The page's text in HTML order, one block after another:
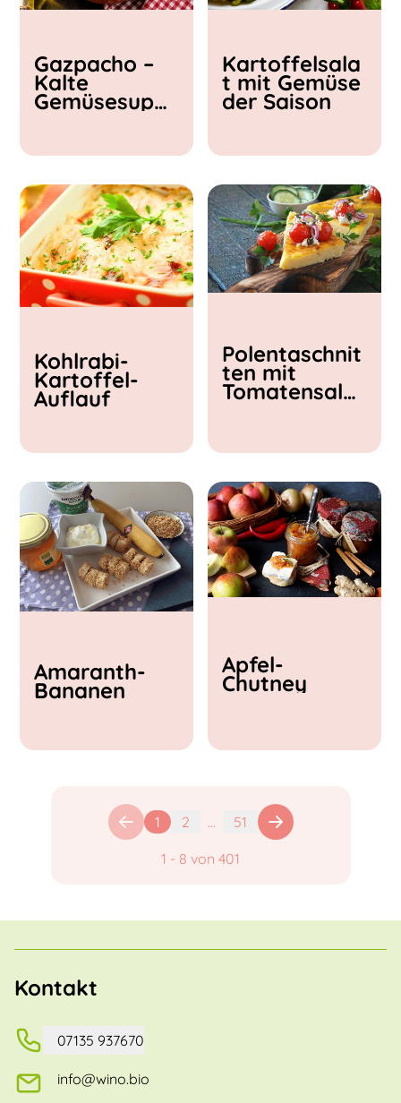
< 15 min
15 - 30 min
30 - 60 min
Gazpacho –
Kalte
Gemüsesupp
Kartoffelsala
t mit Gemüse
der Saison
Kohlrabi-
Kartoffel-
Auflauf
Polentaschnit
ten mit
Tomatensalat
Amaranth-
Bananen
Apfel-
Chutney
1 2 ... 51
1 - 8 von 401
Kontakt
07135 937670
info@wino.bio